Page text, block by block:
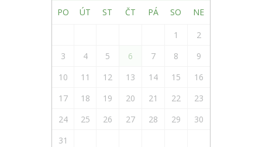
PO ÚT ST ČT PÁ SO NE
1
2
3
4 5 6 7 8
9
10
11 12 13 14 15
16
17
18 19 20 21 22
23
24
25 26 27 28 29
30
31